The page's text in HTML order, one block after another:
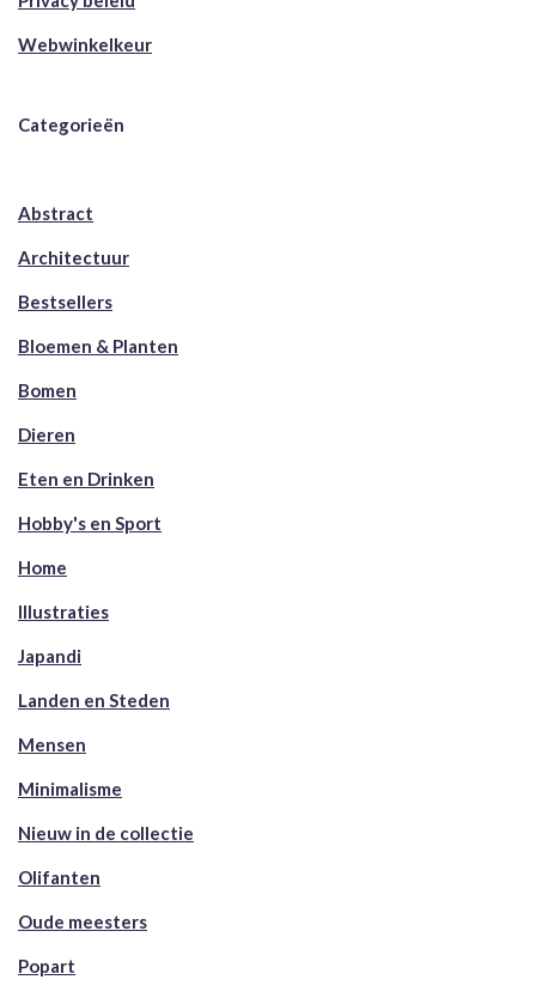
Webwinkelkeur
Categorieën
Abstract
Architectuur
Bestsellers
Bloemen & Planten
Bomen
Dieren
Eten en Drinken
Hobby's en Sport
Home
Illustraties
Japandi
Landen en Steden
Mensen
Minimalisme
Nieuw in de collectie
Olifanten
Oude meesters
Popart